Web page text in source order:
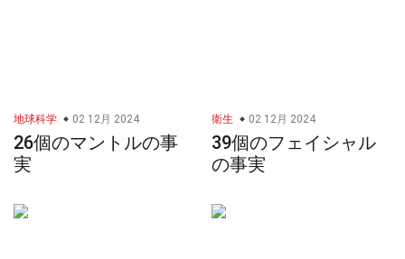
地球科学 02 12月 2024
26個のマントルの事
実
衛生 02 12月 2024
39個のフェイシャル
の事実